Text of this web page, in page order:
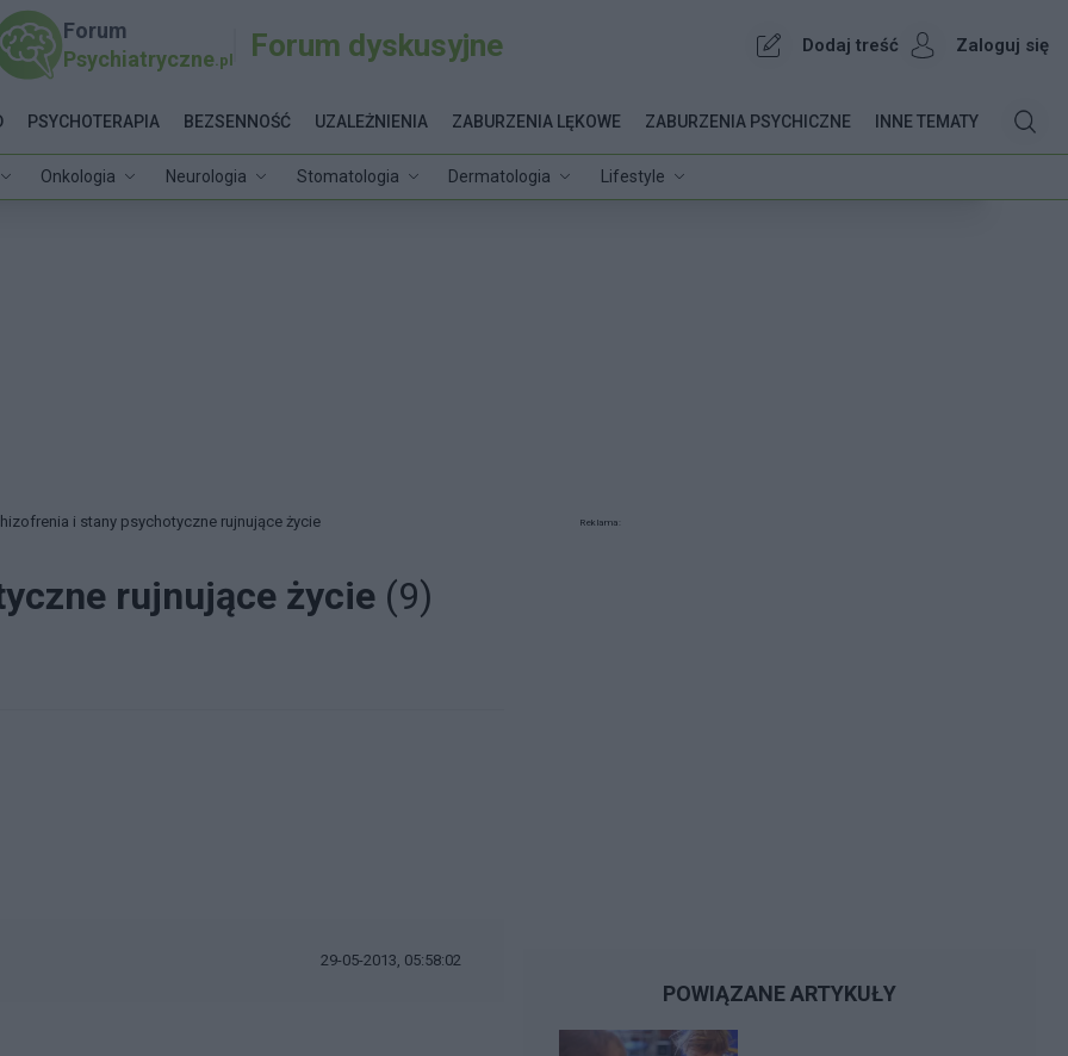
Forum
Psychiatryczne.pl Forum dyskusyjne Dodaj treść Zaloguj się
Onkologia Neurologia Stomatologia Dermatologia Lifestyle
PSYCHOTERAPIA BEZSENNOŚĆ UZALEŻNIENIA ZABURZENIA LĘKOWE ZABURZENIA PSYCHICZNE INNE TEMATY
i stany psychotyczne rujnujące życie
rujnujące życie (9)
29-05-2013, 05:58:02
Reklama:
POWIĄZANE ARTYKUŁY